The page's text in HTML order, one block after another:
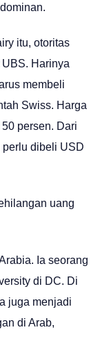
itu, otoritas
Harinya
membeli
Swiss. Harga
persen. Dari
perlu dibeli USD
uang
Ia seorang
di DC. Di
juga menjadi
di Arab,